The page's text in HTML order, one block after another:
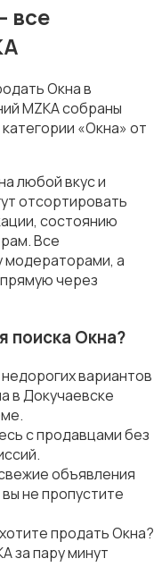
все
Окна в
MZKA собраны
«Окна» от
любой вкус и
отсортировать
состоянию
Все
модераторами, а
через
поиска Окна?
вариантов
в Докучаевске
с продавцами без
объявления
не пропустите
хотите продать Окна?
за пару минут